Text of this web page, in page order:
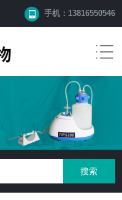
手机：13816550546